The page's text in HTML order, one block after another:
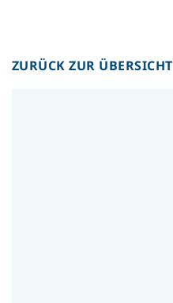
ZURÜCK ZUR ÜBERSICHT